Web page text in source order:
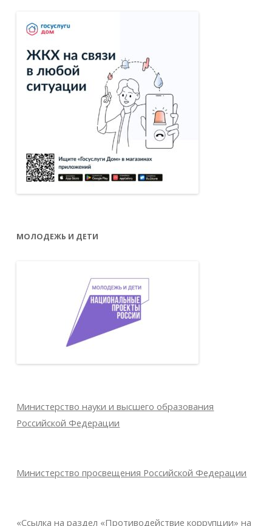
МОЛОДЕЖЬ И ДЕТИ
Министерство науки и высшего образования
Российской Федерации
Министерство просвещения Российской Федерации
«Ссылка на раздел «Противодействие коррупции» на